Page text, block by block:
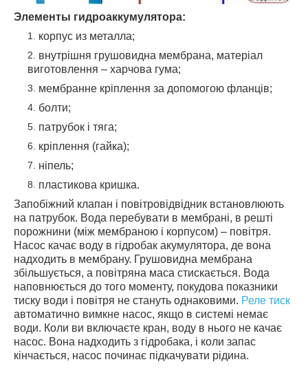
Элементы гидроаккумулятора:
корпус из металла;
внутрішня грушовидна мембрана, матеріал
виготовлення – харчова гума;
мембранне кріплення за допомогою фланців;
болти;
патрубок і тяга;
кріплення (гайка);
ніпель;
пластикова кришка.
Запобіжний клапан і повітровідвідник встановлюють
на патрубок. Вода перебувати в мембрані, в решті
порожнини (між мембраною і корпусом) – повітря.
Насос качає воду в гідробак акумулятора, де вона
надходить в мембрану. Грушовидна мембрана
збільшується, а повітряна маса стискається. Вода
наповнюється до того моменту, покудова показники
тиску води і повітря не стануть однаковими. Реле тиск
автоматично вимкне насос, якщо в системі немає
води. Коли ви включаєте кран, воду в нього не качає
насос. Вона надходить з гідробака, і коли запас
кінчається, насос починає підкачувати рідина.